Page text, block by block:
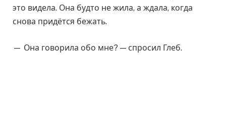
это видела. Она будто не жила, а ждала, когда
снова придётся бежать.
— Она говорила обо мне? — спросил Глеб.